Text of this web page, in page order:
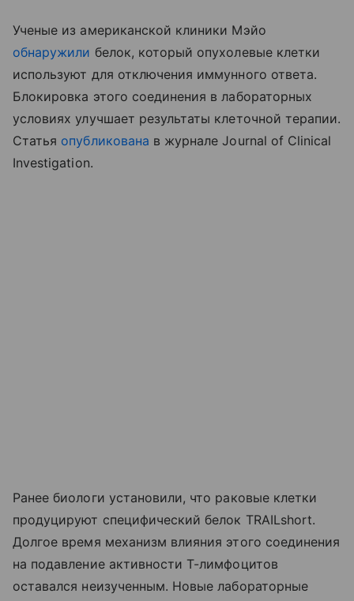
Ученые из американской клиники Мэйо
обнаружили белок, который опухолевые клетки
используют для отключения иммунного ответа.
Блокировка этого соединения в лабораторных
условиях улучшает результаты клеточной терапии.
Статья опубликована в журнале Journal of Clinical
Investigation.
Ранее биологи установили, что раковые клетки
продуцируют специфический белок TRAILshort.
Долгое время механизм влияния этого соединения
на подавление активности Т-лимфоцитов
оставался неизученным. Новые лабораторные